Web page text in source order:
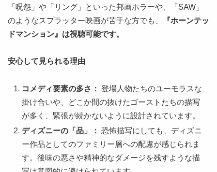
「呪怨」や「リング」といった邦画ホラーや、「SAW」
のようなスプラッター映画が苦手な方でも、
『ホーンテッ
ドマンション』は視聴可能です。
安心して見られる理由
コメディ要素の多さ： 登場人物たちのユーモラスな
掛け合いや、どこか間の抜けたゴーストたちの描写
が多く、緊張が続かないように設計されています。
ディズニーの「品」： 恐怖描写にしても、ディズニ
ー作品としてのファミリー層への配慮が感じられま
す。後味の悪さや精神的なダメージを残すような描